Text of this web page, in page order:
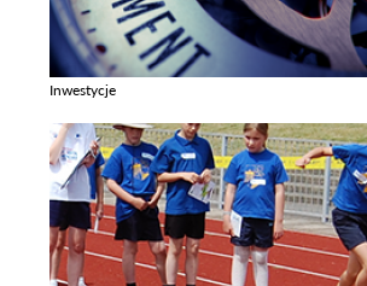
Inwestycje